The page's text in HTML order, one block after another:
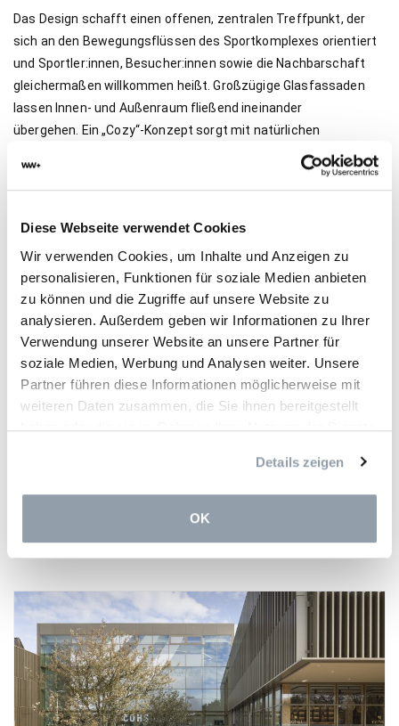
Diese Webseite verwendet Cookies
Wir verwenden Cookies, um Inhalte und Anzeigen zu
personalisieren, Funktionen für soziale Medien anbieten
zu können und die Zugriffe auf unsere Website zu
analysieren. Außerdem geben wir Informationen zu Ihrer
Verwendung unserer Website an unsere Partner für
soziale Medien, Werbung und Analysen weiter. Unsere
Partner führen diese Informationen möglicherweise mit
weiteren Daten zusammen, die Sie ihnen bereitgestellt
haben oder die sie im Rahmen Ihrer Nutzung der Dienste
Details zeigen
OK
Das Design schafft einen offenen, zentralen Treffpunkt, der
sich an den Bewegungsflüssen des Sportkomplexes orientiert
und Sportler:innen, Besucher:innen sowie die Nachbarschaft
gleichermaßen willkommen heißt. Großzügige Glasfassaden
lassen Innen- und Außenraum fließend ineinander
übergehen. Ein „Cozy“-Konzept sorgt mit natürlichen
Materialien, insbesondere Holz, für eine warme und einladende
Atmosphäre, ergänzt durch eine raffinierte Farbpalette aus
Ab diesem Sommer wird die Brasserie um eine Außenterrasse
mit einer Spielfläche erweitert, die das Quartier zusätzlich
beleben wird.
Gastronomie Konzept: SL concept studio